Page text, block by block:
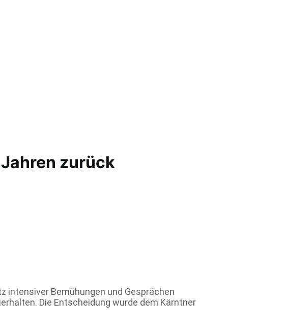
zurück
intensiver Bemühungen und Gesprächen
Die Entscheidung wurde dem Kärntner